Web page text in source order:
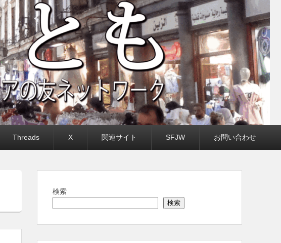
Threads X 関連サイト SFJW お問い合わせ
検索
検索